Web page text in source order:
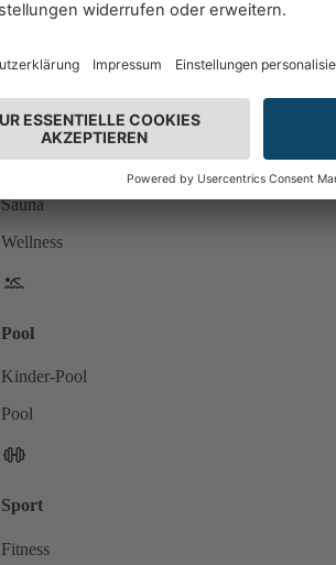
Internet
WLAN verfügbar
Wellness
Sauna
Wellness
Pool
Kinder-Pool
Pool
Sport
Fitness